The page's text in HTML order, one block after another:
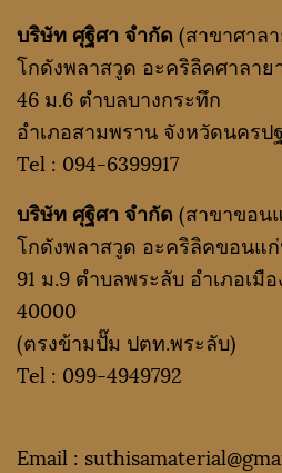
บริษัท ศุฐิศา จำกัด (สาขาศาล
โกดังพลาสวูด อะคริลิคศาลาย
46 ม.6 ตำบลบางกระทึก
อำเภอสามพราน จังหวัดนครป
Tel : 094-6399917
บริษัท ศุฐิศา จำกัด (สาขาขอน
โกดังพลาสวูด อะคริลิคขอนแ
91 ม.9 ตำบลพระลับ อำเภอเ
40000
(ตรงข้ามปั๊ม ปตท.พระลับ)
Tel : 099-4949792
Email :